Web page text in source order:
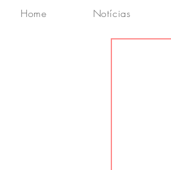
Home Notícias